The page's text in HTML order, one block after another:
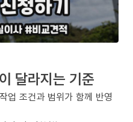
달라지는 기준
업 조건과 범위가 함께 반영